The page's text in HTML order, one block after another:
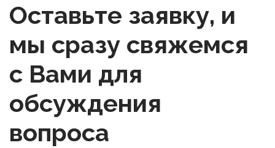
Оставьте заявку, и
мы сразу свяжемся
с Вами для
обсуждения
вопроса